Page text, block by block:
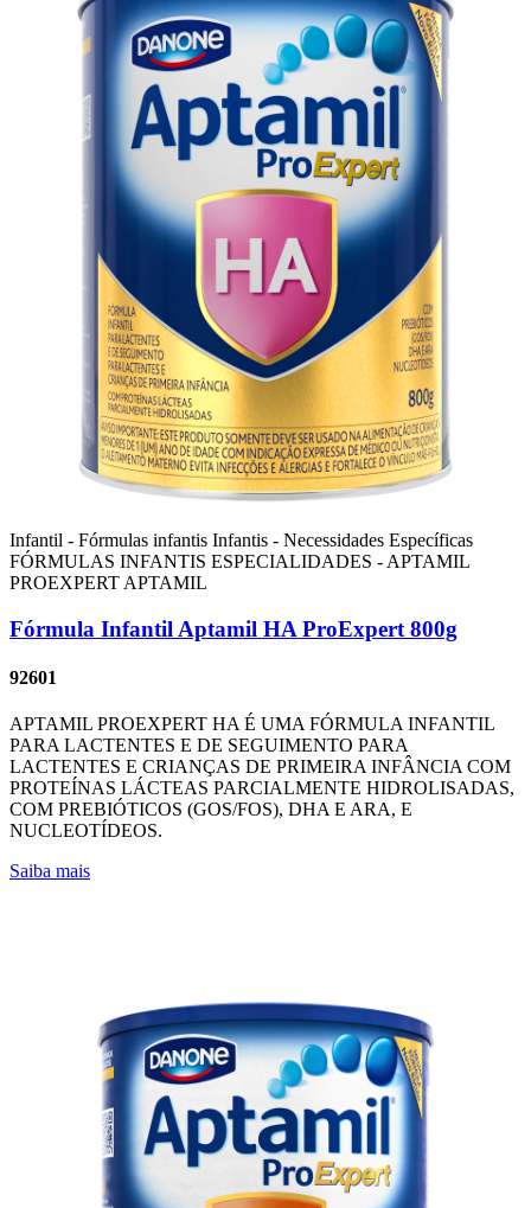
Infantil - Fórmulas infantis Infantis - Necessidades Específicas
FÓRMULAS INFANTIS ESPECIALIDADES - APTAMIL
PROEXPERT APTAMIL
Fórmula Infantil Aptamil HA ProExpert 800g
92601
APTAMIL PROEXPERT HA É UMA FÓRMULA INFANTIL
PARA LACTENTES E DE SEGUIMENTO PARA
LACTENTES E CRIANÇAS DE PRIMEIRA INFÂNCIA COM
PROTEÍNAS LÁCTEAS PARCIALMENTE HIDROLISADAS,
COM PREBIÓTICOS (GOS/FOS), DHA E ARA, E
NUCLEOTÍDEOS.
Saiba mais